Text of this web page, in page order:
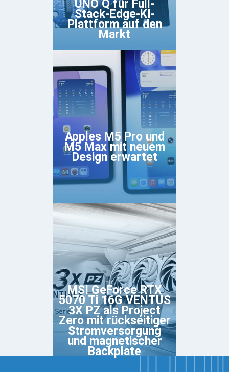
UNO Q für Full-
Stack-Edge-KI-
Plattform auf den
Markt
Apples M5 Pro und
M5 Max mit neuem
Design erwartet
MSI GeForce RTX
5070 Ti 16G VENTUS
3X PZ als Project
Zero mit rückseitiger
Stromversorgung
und magnetischer
Backplate